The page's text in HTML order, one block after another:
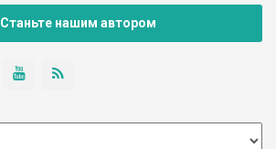
Станьте нашим автором